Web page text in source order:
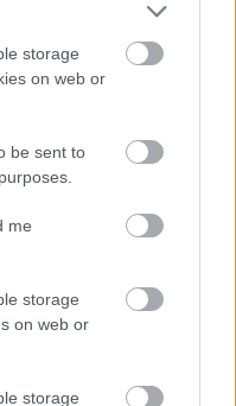
storage
on web or
be sent to
me
storage
on web or
storage
megvalósul”